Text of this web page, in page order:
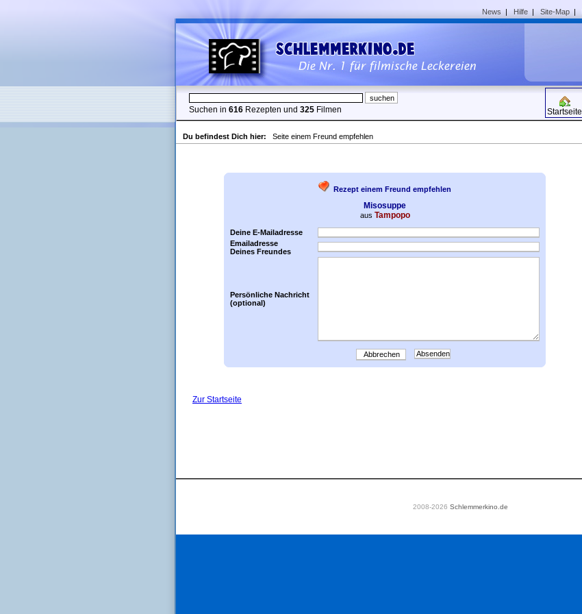
News | Hilfe | Site-Map |
Suchen in 616 Rezepten und 325 Filmen Startseite
Du befindest Dich hier: Seite einem Freund empfehlen
Rezept einem Freund empfehlen
Misosuppe
aus Tampopo
Deine E-Mailadresse
Emailadresse
Deines Freundes
Persönliche Nachricht
(optional)
Abbrechen
Zur Startseite
2008-2026 Schlemmerkino.de